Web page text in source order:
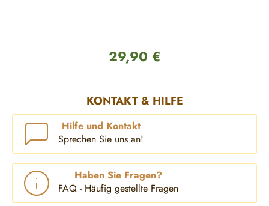
Regulärer Preis:
29,90 €
KONTAKT & HILFE
Hilfe und Kontakt
Sprechen Sie uns an!
Haben Sie Fragen?
FAQ - Häufig gestellte Fragen